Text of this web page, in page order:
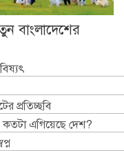
বাংলাদেশের
প্রতিচ্ছবি
এগিয়েছে দেশ?